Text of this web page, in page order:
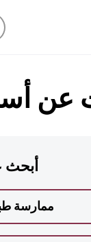
عن
ممارسة